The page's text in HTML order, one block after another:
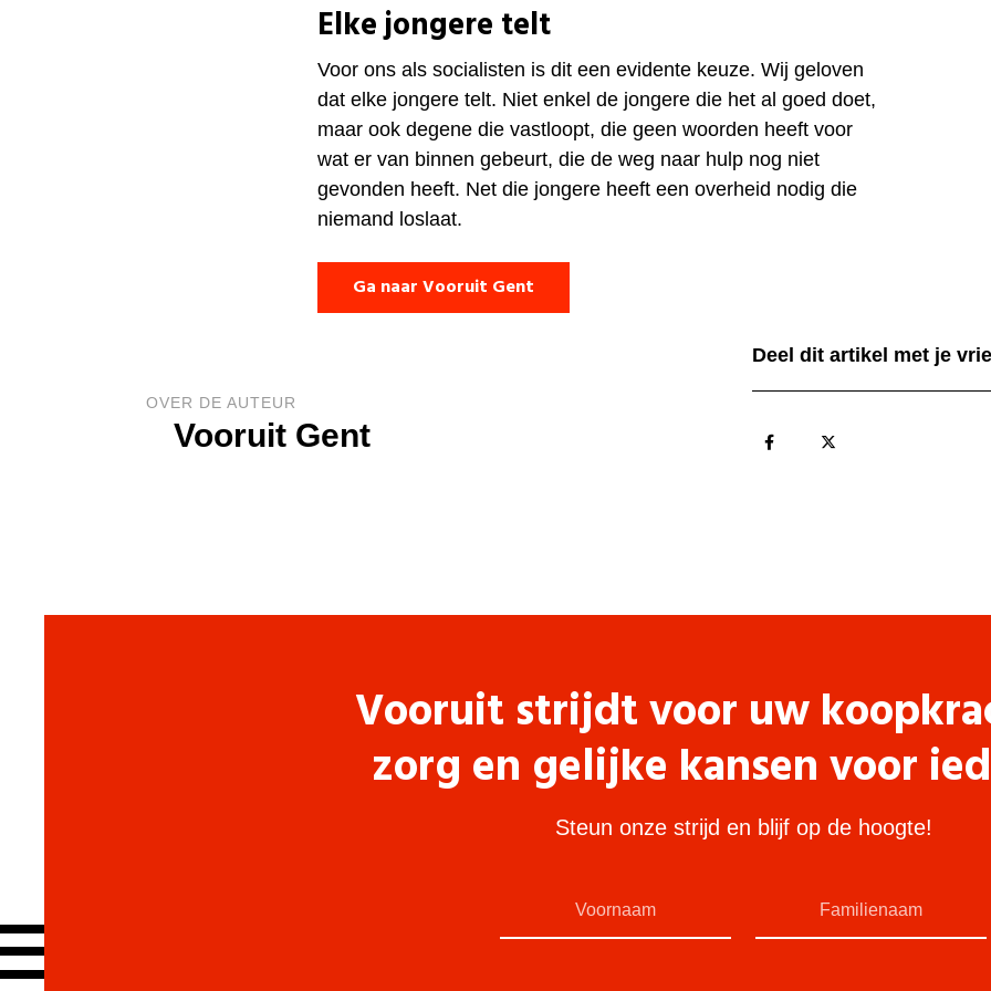
Elke jongere telt
Voor ons als socialisten is dit een evidente keuze. Wij geloven
dat elke jongere telt. Niet enkel de jongere die het al goed doet,
maar ook degene die vastloopt, die geen woorden heeft voor
wat er van binnen gebeurt, die de weg naar hulp nog niet
gevonden heeft. Net die jongere heeft een overheid nodig die
niemand loslaat.
Ga naar Vooruit Gent
OVER DE AUTEUR
Vooruit Gent
Deel dit artikel met je
Vooruit strijdt voor uw
zorg en gelijke kansen voor
Steun onze strijd en blijf op de hoogte!